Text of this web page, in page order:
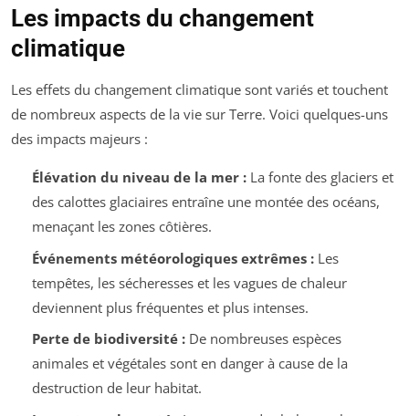
Les impacts du changement
climatique
Les effets du changement climatique sont variés et touchent
de nombreux aspects de la vie sur Terre. Voici quelques-uns
des impacts majeurs :
Élévation du niveau de la mer :La fonte des glaciers et
des calottes glaciaires entraîne une montée des océans,
menaçant les zones côtières.
Événements météorologiques extrêmes :Les
tempêtes, les sécheresses et les vagues de chaleur
deviennent plus fréquentes et plus intenses.
Perte de biodiversité :De nombreuses espèces
animales et végétales sont en danger à cause de la
destruction de leur habitat.